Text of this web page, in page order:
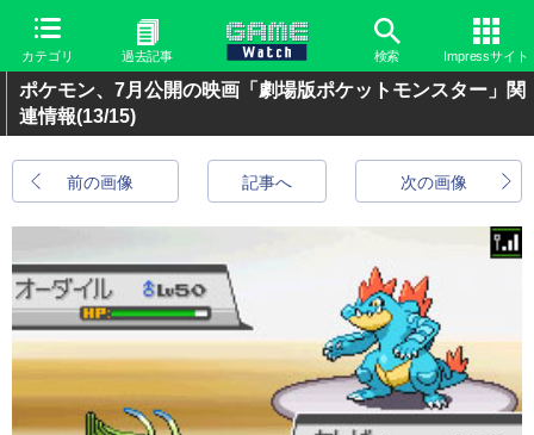
カテゴリ 過去記事 検索 Impressサイト
ポケモン、7月公開の映画「劇場版ポケットモンスター」関
連情報(13/15)
前の画像 次の画像
記事へ